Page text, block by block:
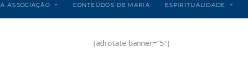
A ASSOCIAÇÃO CONTEÚDOS DE MARIA ESPIRITUALIDADE
[adrotate banner=”5″]